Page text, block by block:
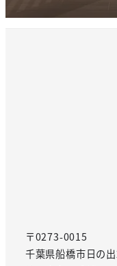
〒0273-0015
千葉県船橋市日の